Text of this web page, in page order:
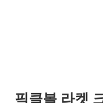
픽클볼 라켓